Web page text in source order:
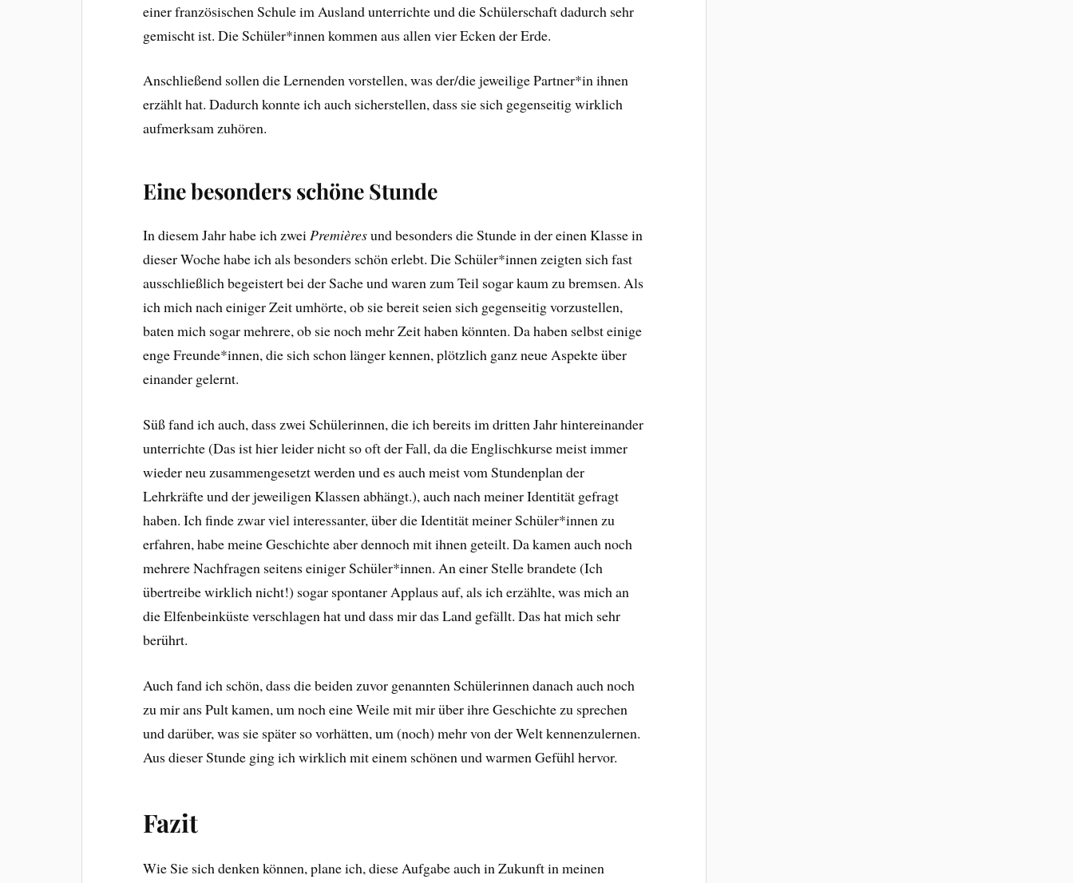
einer französischen Schule im Ausland unterrichte und die Schülerschaft dadurch sehr
gemischt ist. Die Schüler*innen kommen aus allen vier Ecken der Erde.
Anschließend sollen die Lernenden vorstellen, was der/die jeweilige Partner*in ihnen
erzählt hat. Dadurch konnte ich auch sicherstellen, dass sie sich gegenseitig wirklich
aufmerksam zuhören.
Eine besonders schöne Stunde
In diesem Jahr habe ich zweiPremièresund besonders die Stunde in der einen Klasse in
dieser Woche habe ich als besonders schön erlebt. Die Schüler*innen zeigten sich fast
ausschließlich begeistert bei der Sache und waren zum Teil sogar kaum zu bremsen. Als
ich mich nach einiger Zeit umhörte, ob sie bereit seien sich gegenseitig vorzustellen,
baten mich sogar mehrere, ob sie noch mehr Zeit haben könnten. Da haben selbst einige
enge Freunde*innen, die sich schon länger kennen, plötzlich ganz neue Aspekte über
einander gelernt.
Süß fand ich auch, dass zwei Schülerinnen, die ich bereits im dritten Jahr hintereinander
unterrichte (Das ist hier leider nicht so oft der Fall, da die Englischkurse meist immer
wieder neu zusammengesetzt werden und es auch meist vom Stundenplan der
Lehrkräfte und der jeweiligen Klassen abhängt.), auch nach meiner Identität gefragt
haben. Ich finde zwar viel interessanter, über die Identität meiner Schüler*innen zu
erfahren, habe meine Geschichte aber dennoch mit ihnen geteilt. Da kamen auch noch
mehrere Nachfragen seitens einiger Schüler*innen. An einer Stelle brandete (Ich
übertreibe wirklich nicht!) sogar spontaner Applaus auf, als ich erzählte, was mich an
die Elfenbeinküste verschlagen hat und dass mir das Land gefällt. Das hat mich sehr
berührt.
Auch fand ich schön, dass die beiden zuvor genannten Schülerinnen danach auch noch
zu mir ans Pult kamen, um noch eine Weile mit mir über ihre Geschichte zu sprechen
und darüber, was sie später so vorhätten, um (noch) mehr von der Welt kennenzulernen.
Aus dieser Stunde ging ich wirklich mit einem schönen und warmen Gefühl hervor.
Fazit
Wie Sie sich denken können, plane ich, diese Aufgabe auch in Zukunft in meinen